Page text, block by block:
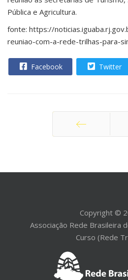
Pública e Agricultura.
fonte: https://
reuniao-com-a-rede-trilhas-para-
Facebook Twitter
Copyright ©
Associação Rede Brasileira
Curso (Rede